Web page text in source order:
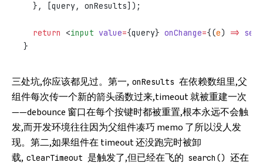
  }, [query, onResults]);
  return
<input value={query} onChange={(e) =>
}
三处坑,你应该都见过。第一, onResults 在依赖数组里,父
组件每次传一个新的箭头函数过来,timeout 就被重建一次
——debounce 窗口在每个按键时都被重置,根本永远不会触
发,而开发环境往往因为父组件凑巧 memo 了所以没人发
现。第二,如果组件在 timeout 还没跑完时被卸
载, clearTimeout 是触发了,但已经在飞的 search() 还在